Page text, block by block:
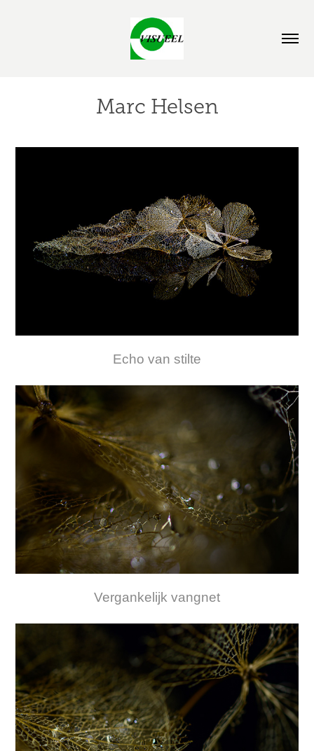
Marc Helsen
Echo van stilte
Vergankelijk vangnet